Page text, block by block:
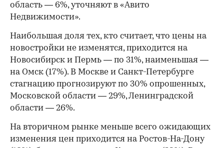
область — 6%, уточняют в «Авито
Недвижимости».
Наибольшая доля тех, кто считает, что цены на
новостройки не изменятся, приходится на
Новосибирск и Пермь — по 31%, наименьшая —
на Омск (17%). В Москве и Санкт-Петербурге
стагнацию прогнозируют по 30% опрошенных,
Московской области — 29%, Ленинградской
области — 26%.
На вторичном рынке меньше всего ожидающих
изменения цен приходится на Ростов-На-Дону